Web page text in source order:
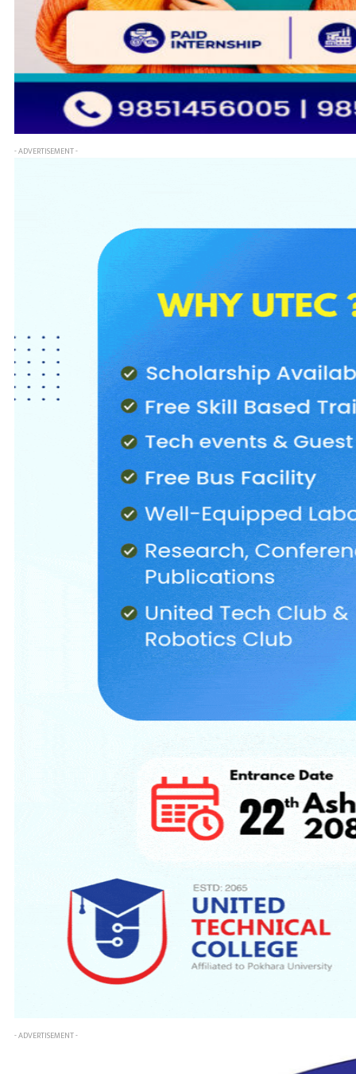
- ADVERTISEMENT -
- ADVERTISEMENT -